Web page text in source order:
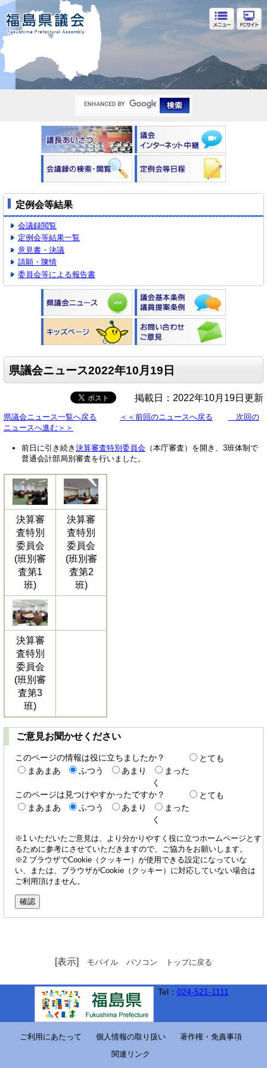
福島県議会
定例会等結果
会議録閲覧
定例会等結果一覧
意見書・決議
請願・陳情
委員会等による報告書
県議会ニュース2022年10月19日
掲載日：2022年10月19日更新
県議会ニュース一覧へ戻る ＜＜前回のニュースへ戻る
次回の
ニュースへ進む＞＞
前日に引き続き 決算審査特別委員会 （本庁審査）を開き、3班体制で
普通会計部局別審査を行いました。
決算審
査特別
委員会
(班別審
査第1
班)
決算審
査特別
委員会
(班別審
査第2
班)
決算審
査特別
委員会
(班別審
査第3
班)
ご意見お聞かせください
このページの情報は役に立ちましたか？
とても
まあまあ
ふつう あまり
まった
く
このページは見つけやすかったですか？
とても
まあまあ
ふつう あまり
まった
く
※1 いただいたご意見は、より分かりやすく役に立つホームページとす
るために参考にさせていただきますので、ご協力をお願いします。
※2 ブラウザでCookie（クッキー）が使用できる設定になっていな
い、または、ブラウザがCookie（クッキー）に対応していない場合は
ご利用頂けません。
[表示] モバイル パソコン トップに戻る
Tel： 024-521-1111
ご利用にあたって 個人情報の取り扱い
著作権・免責事項
関連リンク